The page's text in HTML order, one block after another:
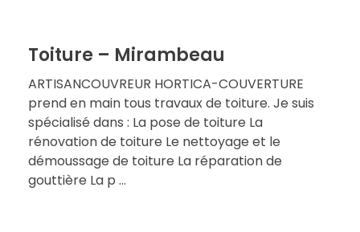
Toiture – Mirambeau
ARTISANCOUVREUR HORTICA-COUVERTURE
prend en main tous travaux de toiture. Je suis
spécialisé dans : La pose de toiture La
rénovation de toiture Le nettoyage et le
démoussage de toiture La réparation de
gouttière La p ...